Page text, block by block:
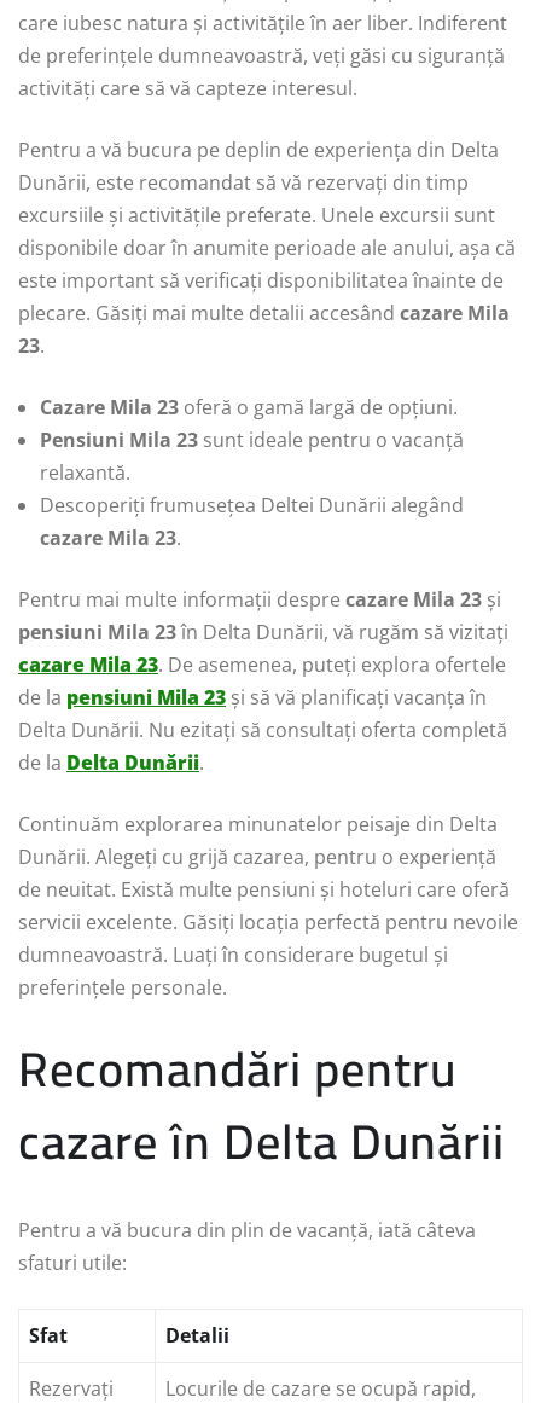
care iubesc natura și activitățile în aer liber. Indiferent
de preferințele dumneavoastră, veți găsi cu siguranță
activități care să vă capteze interesul.
Pentru a vă bucura pe deplin de experiența din Delta
Dunării, este recomandat să vă rezervați din timp
excursiile și activitățile preferate. Unele excursii sunt
disponibile doar în anumite perioade ale anului, așa că
este important să verificați disponibilitatea înainte de
plecare. Găsiți mai multe detalii accesând cazare Mila
23.
Cazare Mila 23 oferă o gamă largă de opțiuni.
Pensiuni Mila 23 sunt ideale pentru o vacanță
relaxantă.
Descoperiți frumusețea Deltei Dunării alegând
cazare Mila 23.
Pentru mai multe informații despre cazare Mila 23 și
pensiuni Mila 23în Delta Dunării, vă rugăm să vizitați
cazare Mila 23. De asemenea, puteți explora ofertele
de la pensiuni Mila 23 și să vă planificați vacanța în
Delta Dunării. Nu ezitați să consultați oferta completă
de la Delta Dunării.
Continuăm explorarea minunatelor peisaje din Delta
Dunării. Alegeți cu grijă cazarea, pentru o experiență
de neuitat. Există multe pensiuni și hoteluri care oferă
servicii excelente. Găsiți locația perfectă pentru nevoile
dumneavoastră. Luați în considerare bugetul și
preferințele personale.
Recomandări pentru
cazare în Delta Dunării
Pentru a vă bucura din plin de vacanță, iată câteva
sfaturi utile:
Sfat
Detalii
Rezervați
Locurile de cazare se ocupă rapid,